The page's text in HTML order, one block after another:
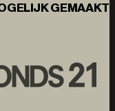
GEMAAKT